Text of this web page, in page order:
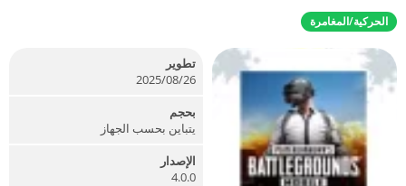
الحركية/المغامرة
تطوير
26‏/08‏/2025
بحجم
يتباين بحسب الجهاز
الإصدار
4.0.0